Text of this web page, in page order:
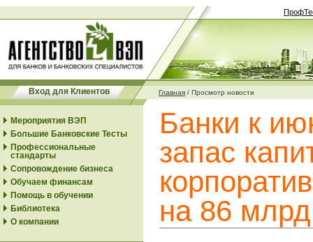
Вход для Клиентов Главная / Просмотр новости
Мероприятия ВЭП
Большие Банковские Тесты
Профессиональные
стандарты
Сопровождение бизнеса
Обучаем финансам
Помощь в обучении
Библиотека
О компании
Банки к
запас
на 86